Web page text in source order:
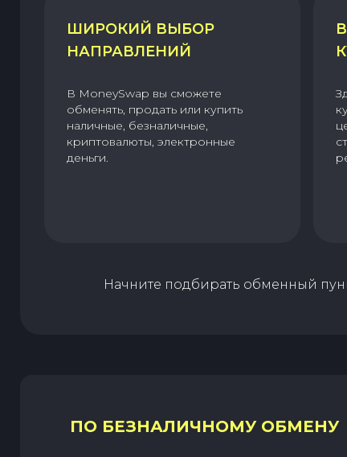
ШИРОКИЙ ВЫБОР
НАПРАВЛЕНИЙ
В MoneySwap вы сможете
обменять, продать или купить
наличные, безналичные,
криптовалюты, электронные
деньги.
Начните подбирать обменный
ПО БЕЗНАЛИЧНОМУ ОБМЕНУ